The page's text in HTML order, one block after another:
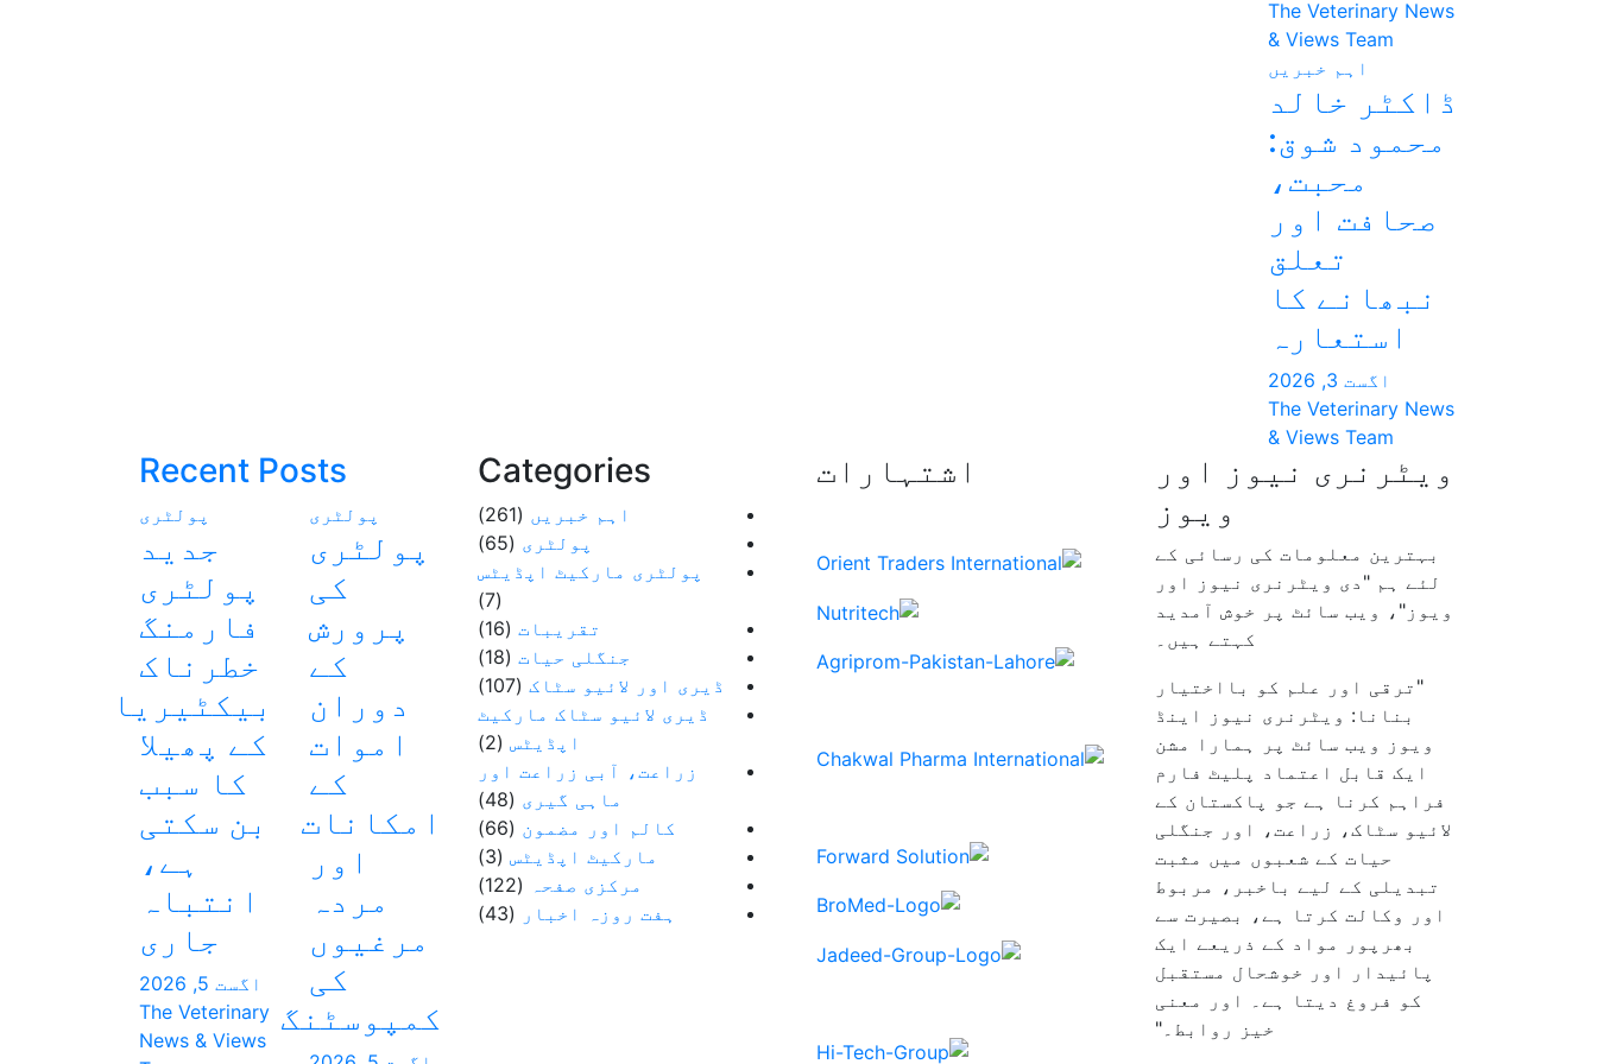
The Veterinary News
& Views Team
اہم خبریں
ڈاکٹر خالد
محمود شوق:
محبت،
صحافت اور
تعلق
نبھانے کا
استعارہ
اگست 3, 2026
The Veterinary News
& Views Team
ویٹرنری نیوز اور
ویوز
بہترین معلومات کی رسائی کے
لئے ہم "دی ویٹرنری نیوز اور
ویوز"، ویب سائٹ پر خوش آمدید
کہتے ہیں۔
"ترقی اور علم کو بااختیار
بنانا: ویٹرنری نیوز اینڈ
ویوز ویب سائٹ پر ہمارا مشن
ایک قابل اعتماد پلیٹ فارم
فراہم کرنا ہے جو پاکستان کے
لائیو سٹاک، زراعت، اور جنگلی
حیات کے شعبوں میں مثبت
تبدیلی کے لیے باخبر، مربوط
اور وکالت کرتا ہے، بصیرت سے
بھرپور مواد کے ذریعے ایک
پائیدار اور خوشحال مستقبل
کو فروغ دیتا ہے۔ اور معنی
خیز روابط۔"
اشتہارات Categories
اہم خبریں (261)
پولٹری (65)
پولٹری مارکیٹ اپڈیٹس
(7)
تقریبات (16)
جنگلی حیات (18)
ڈیری اور لائیو سٹاک (107)
ڈیری لائیو سٹاک مارکیٹ
اپڈیٹس (2)
زراعت، آبی زراعت اور
ماہی گیری (48)
کالم اور مضمون (66)
مارکیٹ اپڈیٹس (3)
مرکزی صفحہ
(122)
ہفت روزہ اخبار (43)
Recent Posts
پولٹری
پولٹری
کی
پرورش
کے
دوران
اموات
کے
امکانات
اور
مردہ
مرغیوں
کی
کمپوسٹنگ
پولٹری
جدید
پولٹری
فارمنگ
خطرناک
بیکٹیریا
کے پھیلا
کا سبب
بن سکتی
ہے،
انتباہ
جاری
اگست 5, 2026
The Veterinary
News & Views